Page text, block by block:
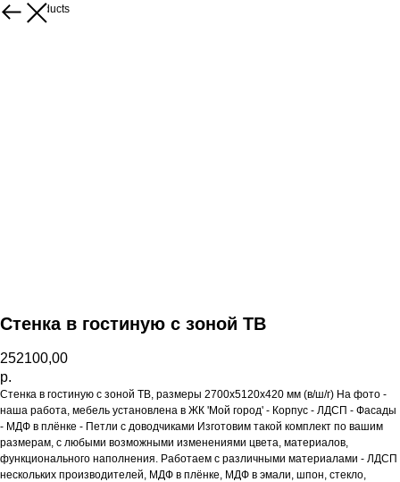
More products
Стенка в гостиную с зоной ТВ
252100,00
р.
Стенка в гостиную с зоной ТВ, размеры 2700х5120х420 мм (в/ш/г) На фото -
наша работа, мебель установлена в ЖК 'Мой город' - Корпус - ЛДСП - Фасады
- МДФ в плёнке - Петли с доводчиками Изготовим такой комплект по вашим
размерам, с любыми возможными изменениями цвета, материалов,
функционального наполнения. Работаем с различными материалами - ЛДСП
нескольких производителей, МДФ в плёнке, МДФ в эмали, шпон, стекло,